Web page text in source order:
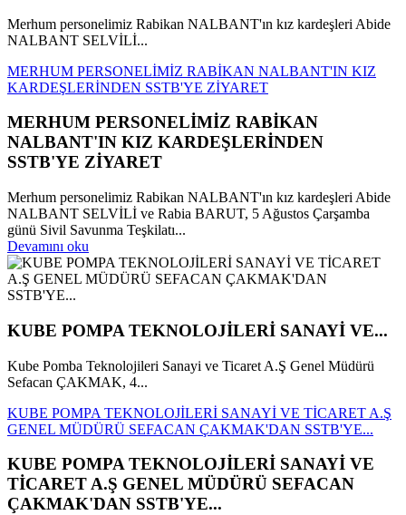
Merhum personelimiz Rabikan NALBANT'ın kız kardeşleri Abide
NALBANT SELVİLİ...
MERHUM PERSONELİMİZ RABİKAN NALBANT'IN KIZ
KARDEŞLERİNDEN SSTB'YE ZİYARET
MERHUM PERSONELİMİZ RABİKAN
NALBANT'IN KIZ KARDEŞLERİNDEN
SSTB'YE ZİYARET
Merhum personelimiz Rabikan NALBANT'ın kız kardeşleri Abide
NALBANT SELVİLİ ve Rabia BARUT, 5 Ağustos Çarşamba
günü Sivil Savunma Teşkilatı...
Devamını oku
KUBE POMPA TEKNOLOJİLERİ SANAYİ VE...
Kube Pomba Teknolojileri Sanayi ve Ticaret A.Ş Genel Müdürü
Sefacan ÇAKMAK, 4...
KUBE POMPA TEKNOLOJİLERİ SANAYİ VE TİCARET A.Ş
GENEL MÜDÜRÜ SEFACAN ÇAKMAK'DAN SSTB'YE...
KUBE POMPA TEKNOLOJİLERİ SANAYİ VE
TİCARET A.Ş GENEL MÜDÜRÜ SEFACAN
ÇAKMAK'DAN SSTB'YE...